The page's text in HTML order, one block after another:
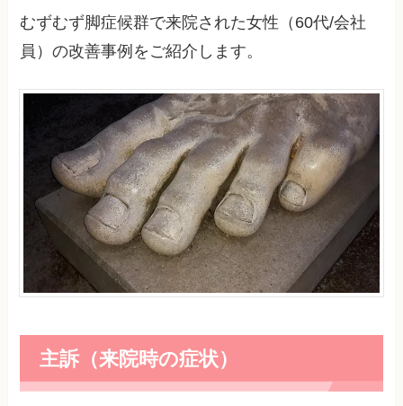
むずむず脚症候群で来院された女性（60代/会社
員）の改善事例をご紹介します。
主訴（来院時の症状）